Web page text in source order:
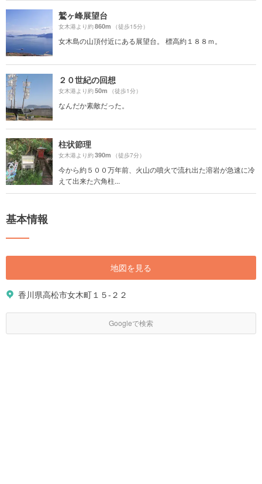
鷲ヶ峰展望台
女木港より約860m （徒歩15分）
女木島の山頂付近にある展望台。 標高約１８８ｍ。
２０世紀の回想
女木港より約50m （徒歩1分）
なんだか素敵だった。
柱状節理
女木港より約390m （徒歩7分）
今から約５００万年前、火山の噴火で流れ出た溶岩が急速に冷
えて出来た六角柱...
基本情報
地図を見る
香川県高松市女木町１５-２２
Googleで検索